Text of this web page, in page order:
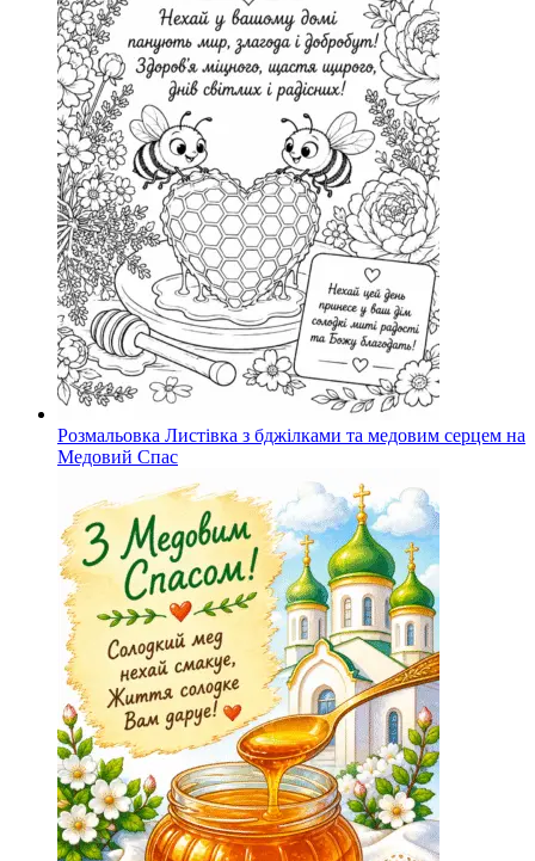
Розмальовка Листівка з бджілками та медовим серцем на
Медовий Спас